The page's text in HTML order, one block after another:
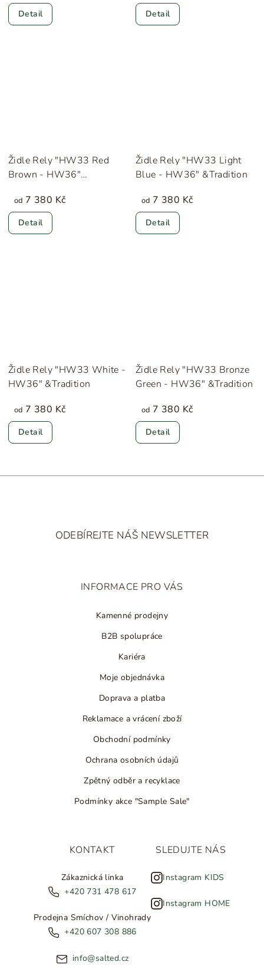
Detail Detail
Židle Rely "HW33 Red
Brown - HW36"
od 7 380 Kč
Detail
Židle Rely "HW33 Light
Blue - HW36" &Tradition
od 7 380 Kč
Detail
Židle Rely "HW33 White -
HW36" &Tradition
od 7 380 Kč
Detail
Židle Rely "HW33 Bronze
Green - HW36" &Tradition
od 7 380 Kč
Detail
ODEBÍREJTE NÁŠ NEWSLETTER
INFORMACE PRO VÁS
Kamenné prodejny
B2B spolupráce
Kariéra
Moje objednávka
Doprava a platba
Reklamace a vrácení zboží
Obchodní podmínky
Ochrana osobních údajů
Zpětný odběr a recyklace
Podmínky akce "Sample Sale"
KONTAKT
Zákaznická linka
+420 731 478 617
Prodejna Smíchov / Vinohrady
+420 607 308 886
info@salted.cz
SLEDUJTE NÁS
Instagram KIDS
Instagram HOME